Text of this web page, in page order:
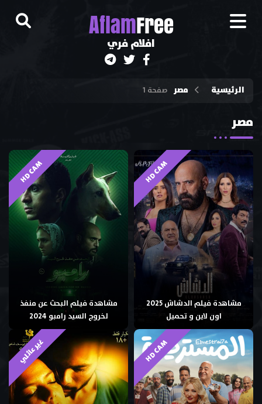
AflamFree
افلام فري
الرئيسية مصر صفحة 1
مصر
HD CAM
مشاهدة فيلم الدشاش 2025
اون لاين و تحميل
HD CAM
مشاهدة فيلم البحث عن منفذ
لخروج السيد رامبو 2024
HD CAM غير عائلي